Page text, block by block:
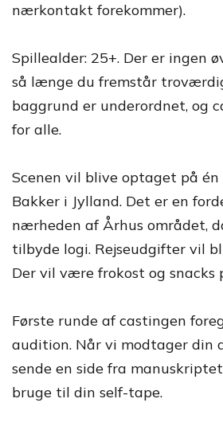
nærkontakt forekommer).
Spillealder: 25+. Der er ingen
så længe du fremstår
baggrund er underordnet, og
for alle.
Scenen vil blive optaget på én
Bakker i Jylland. Det er en
nærheden af Århus området,
tilbyde logi. Rejseudgifter vil
Der vil være frokost og snacks
Første runde af castingen
audition. Når vi modtager din
sende en side fra
bruge til din self-tape.